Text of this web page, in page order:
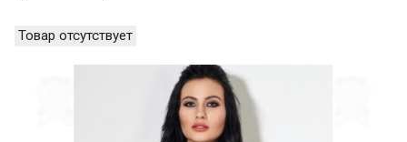
Товар отсутствует